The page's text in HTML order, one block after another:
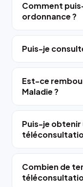
Comment
ordonnance ?
Puis-je
Est-ce
Maladie ?
Puis-je obtenir
Combien de